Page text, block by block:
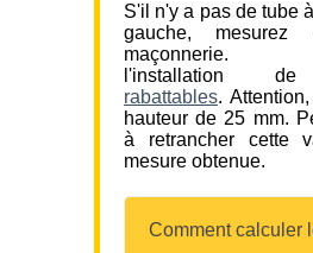
S'il n'y a pas de tube
gauche, mesurez
maçonnerie.
l'installation
rabattables.
hauteur de 25 mm.
à retrancher cette
mesure obtenue.
Comment calculer